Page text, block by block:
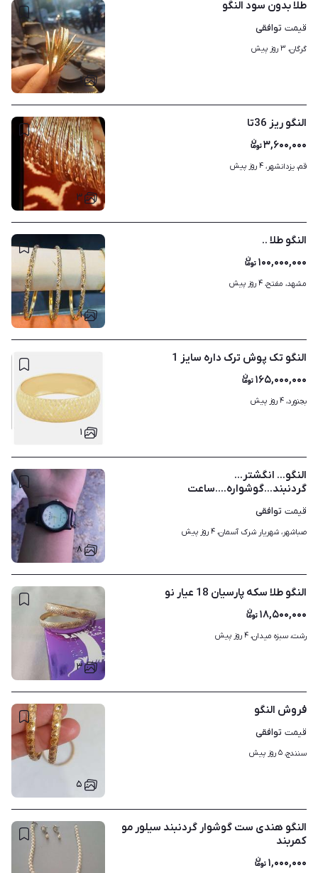
۱
طلا بدون سود النگو
قیمت توافقی
گرگان، ۳ روز پیش
۳
النگو ریز 36تا
۳,۶۰۰,۰۰۰
قم، یزدانشهر، ۴ روز پیش
۱
النگو طلا ..
۱۰۰,۰۰۰,۰۰۰
مشهد، مفتح، ۴ روز پیش
۱
النگو تک پوش ترک داره سایز 1
۱۶۵,۰۰۰,۰۰۰
بجنورد، ۴ روز پیش
۸
النگو... انگشتر...
گردنبند...گوشواره....ساعت
قیمت توافقی
صباشهر، شهریار شرک آسمان، ۴ روز پیش
۳
النگو طلا سکه پارسیان 18 عیار نو
۱۸,۵۰۰,۰۰۰
رشت، سبزه میدان، ۴ روز پیش
۵
فروش النگو
قیمت توافقی
سنندج، ۵ روز پیش
النگو هندی ست گوشوار گردنبند سیلور مو
کمربند
۱,۰۰۰,۰۰۰